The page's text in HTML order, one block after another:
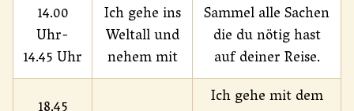
14.00
Uhr-
14.45 Uhr
Ich gehe ins
Weltall und
nehem mit
Sammel alle Sachen
die du nötig hast
auf deiner Reise.
Ich gehe mit dem